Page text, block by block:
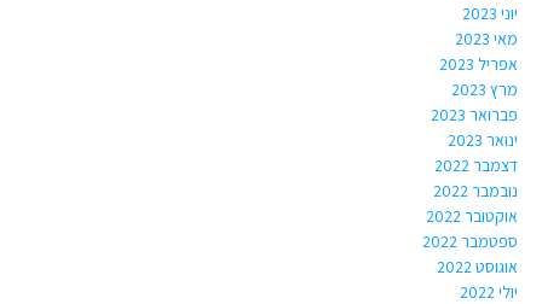
יוני 2023
מאי 2023
אפריל 2023
מרץ 2023
פברואר 2023
ינואר 2023
דצמבר 2022
נובמבר 2022
אוקטובר 2022
ספטמבר 2022
אוגוסט 2022
יולי 2022